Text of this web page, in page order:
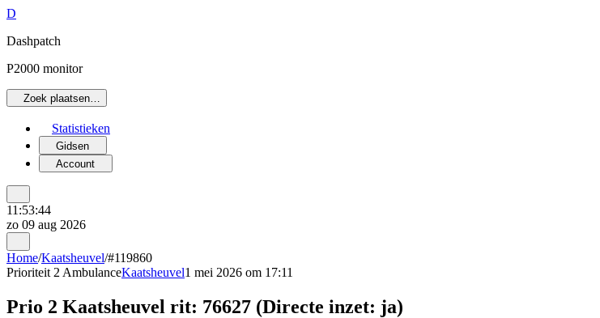
D
Dashpatch
P2000 monitor
Zoek plaatsen…
Statistieken
Gidsen
Account
11:53:44
zo 09 aug 2026
Home/Kaatsheuvel/#119860
Prioriteit 2 AmbulanceKaatsheuvel1 mei 2026 om 17:11
Prio 2 Kaatsheuvel rit: 76627 (Directe inzet: ja)